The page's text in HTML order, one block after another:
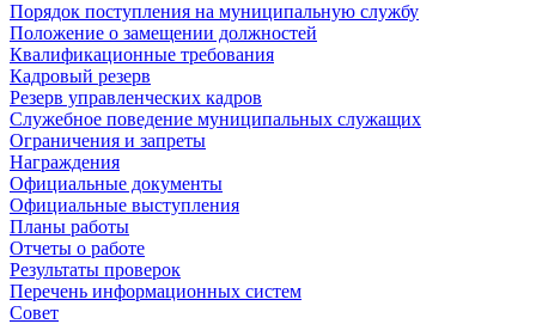
Порядок поступления на муниципальную службу
Положение о замещении должностей
Квалификационные требования
Кадровый резерв
Резерв управленческих кадров
Служебное поведение муниципальных служащих
Ограничения и запреты
Награждения
Официальные документы
Официальные выступления
Планы работы
Отчеты о работе
Результаты проверок
Перечень информационных систем
Совет